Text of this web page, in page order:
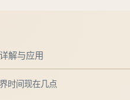
解与应用
时间现在几点